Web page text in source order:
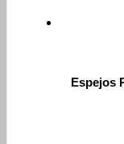
Espejos